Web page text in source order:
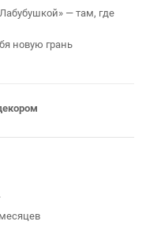
— там, где
новую грань